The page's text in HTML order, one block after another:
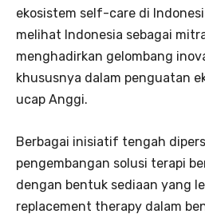
ekosistem self-care di
melihat Indonesia sebagai
menghadirkan gelombang
khususnya dalam penguatan
ucap Anggi.
Berbagai inisiatif tengah
pengembangan solusi terapi
dengan bentuk sediaan yang
replacement therapy dalam